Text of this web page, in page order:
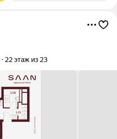
22 этаж из 23